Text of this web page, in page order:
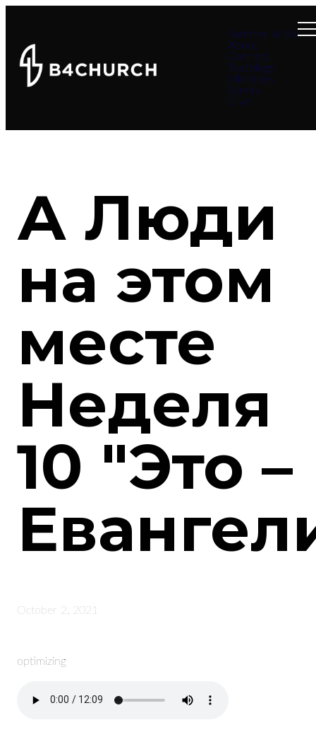
Summer at B4
About
Connect
Teachings
Ministries
Events
Give
А Люди
на этом
месте
Неделя
10 "Это –
October 2, 2021
optimizing